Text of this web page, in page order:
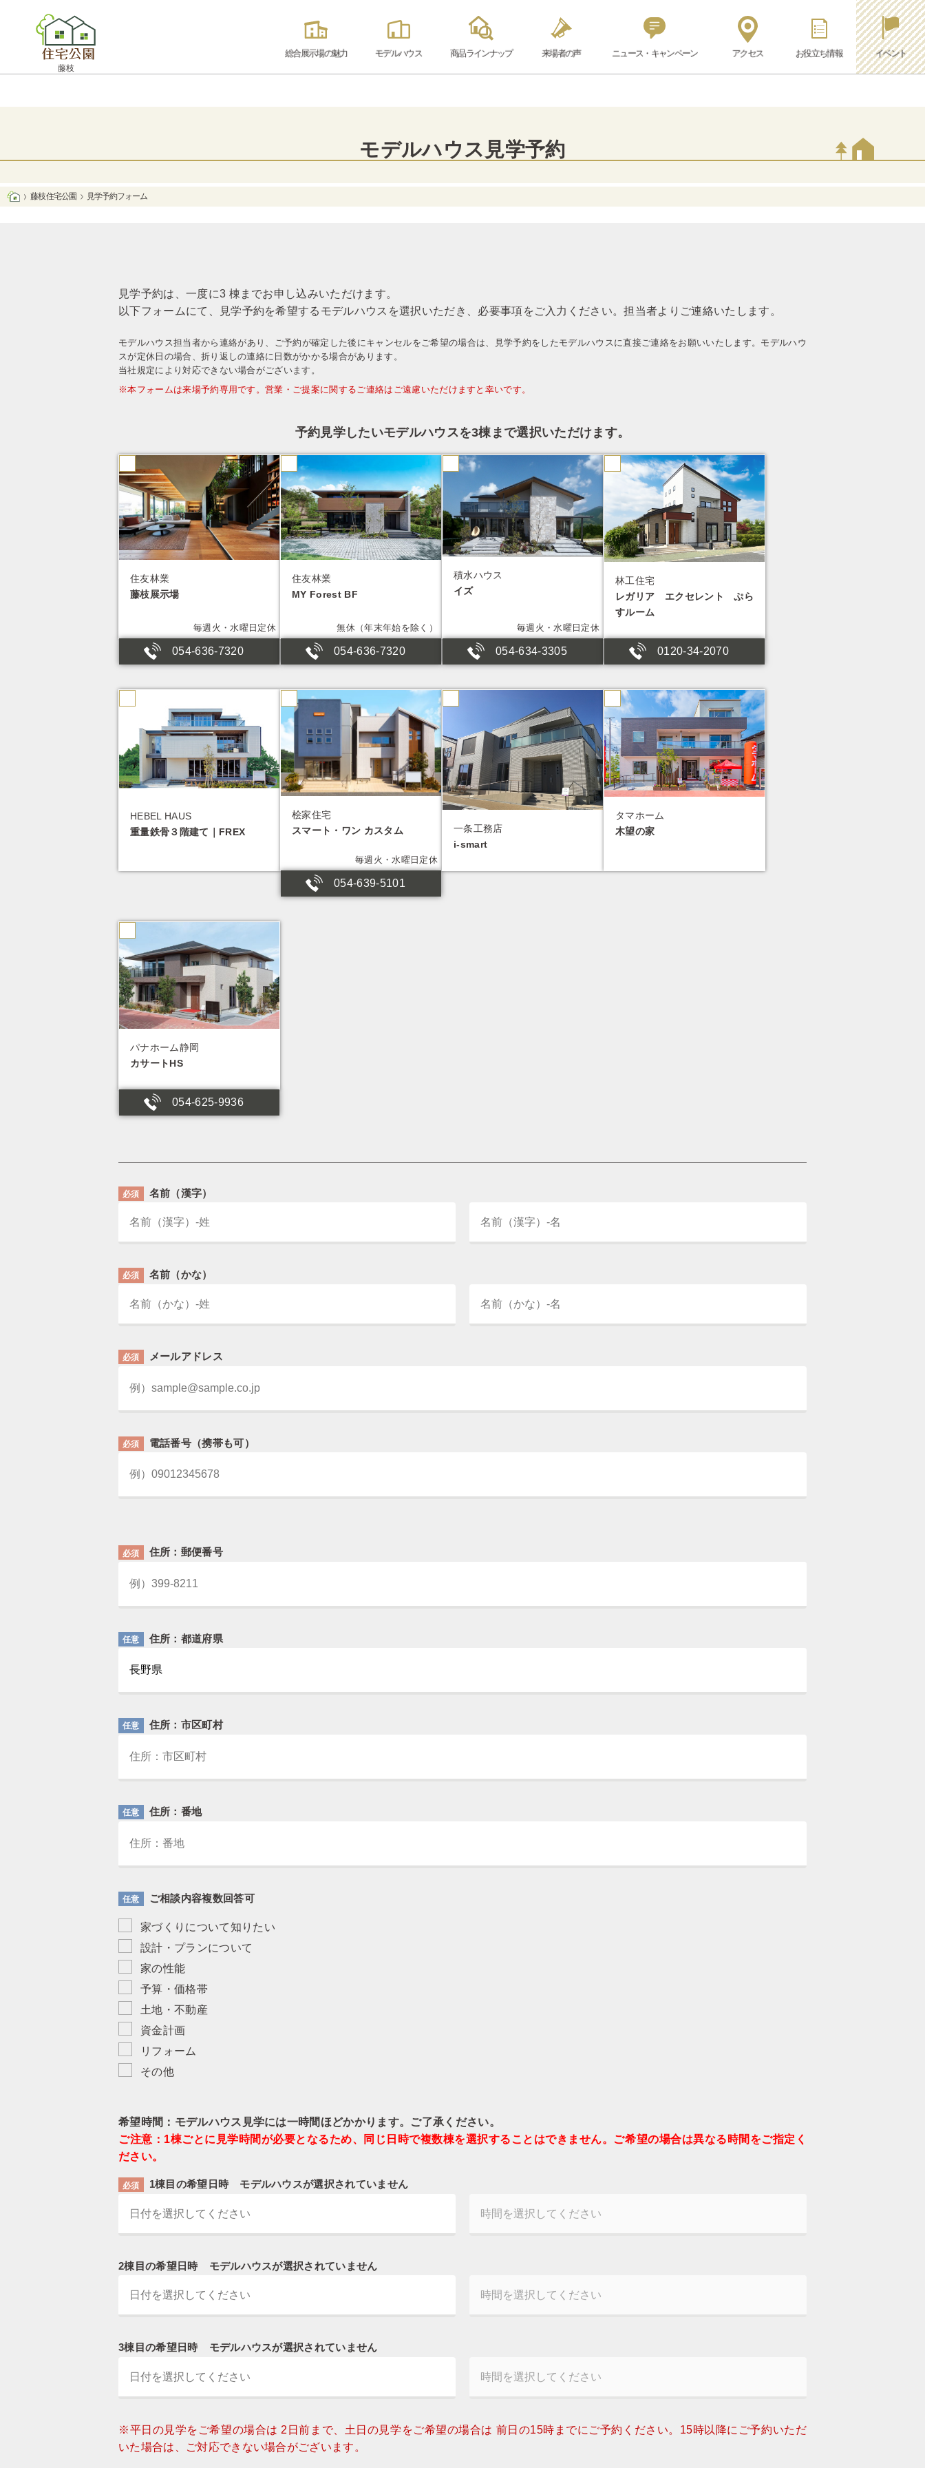
藤枝
総合展示場の魅力 モデルハウス 商品ラインナップ 来場者の声 ニュース・キャンペーン アクセス お役立ち情報 イベント
モデルハウス見学予約
藤枝 住宅公園 見学予約フォーム
見学予約は、一度に3 棟までお申し込みいただけます。
以下フォームにて、見学予約を希望するモデルハウスを選択いただき、必要事項をご入力ください。担当者よりご連絡いたします。
モデルハウス担当者から連絡があり、ご予約が確定した後にキャンセルをご希望の場合は、見学予約をしたモデルハウスに直接ご連絡をお願いいたします。モデルハウ
スが定休日の場合、折り返しの連絡に日数がかかる場合があります。
当社規定により対応できない場合がございます。
※本フォームは来場予約専用です。営業・ご提案に関するご連絡はご遠慮いただけますと幸いです。
予約見学したいモデルハウスを3棟まで選択いただけます。
住友林業
藤枝展示場
毎週火・水曜日定休
054-636-7320
住友林業
MY Forest BF
無休（年末年始を除く）
054-636-7320
積水ハウス
イズ
毎週火・水曜日定休
054-634-3305
林工住宅
レガリア エクセレント ぷら
すルーム
0120-34-2070
HEBEL HAUS
重量鉄骨３階建て｜FREX
桧家住宅
スマート・ワン カスタム
毎週火・水曜日定休
054-639-5101
一条工務店
i-smart
タマホーム
木望の家
パナホーム静岡
カサートHS
054-625-9936
必須 名前（漢字）
必須 名前（かな）
必須 メールアドレス
必須 電話番号（携帯も可）
必須 住所：郵便番号
任意 住所：都道府県
任意 住所：市区町村
任意 住所：番地
任意 ご相談内容複数回答可
家づくりについて知りたい
設計・プランについて
家の性能
予算・価格帯
土地・不動産
資金計画
リフォーム
その他
希望時間：モデルハウス見学には一時間ほどかかります。ご了承ください。
ご注意：1棟ごとに見学時間が必要となるため、同じ日時で複数棟を選択することはできません。ご希望の場合は異なる時間をご指定く
ださい。
必須 1棟目の希望日時 モデルハウスが選択されていません
2棟目の希望日時 モデルハウスが選択されていません
3棟目の希望日時 モデルハウスが選択されていません
※平日の見学をご希望の場合は 2日前まで、土日の見学をご希望の場合は 前日の15時までにご予約ください。15時以降にご予約いただ
いた場合は、ご対応できない場合がございます。